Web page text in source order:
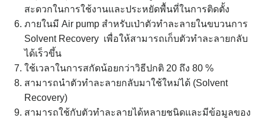
สะดวกในการใช้งานและประหยัดพื้นที่ในการติดตั้ง
ภายในมี Air pump สำหรับเป่าตัวทำละลายในขบวนการ
Solvent Recovery เพื่อให้สามารถเก็บตัวทำละลายกลับ
ได้เร็วขึ้น
ใช้เวลาในการสกัดน้อยกว่าวิธีปกติ 20 ถึง 80 %
สามารถนำตัวทำละลายกลับมาใช้ใหม่ได้ (Solvent
Recovery)
สามารถใช้กับตัวทำละลายได้หลายชนิดและมีข้อมูลของ